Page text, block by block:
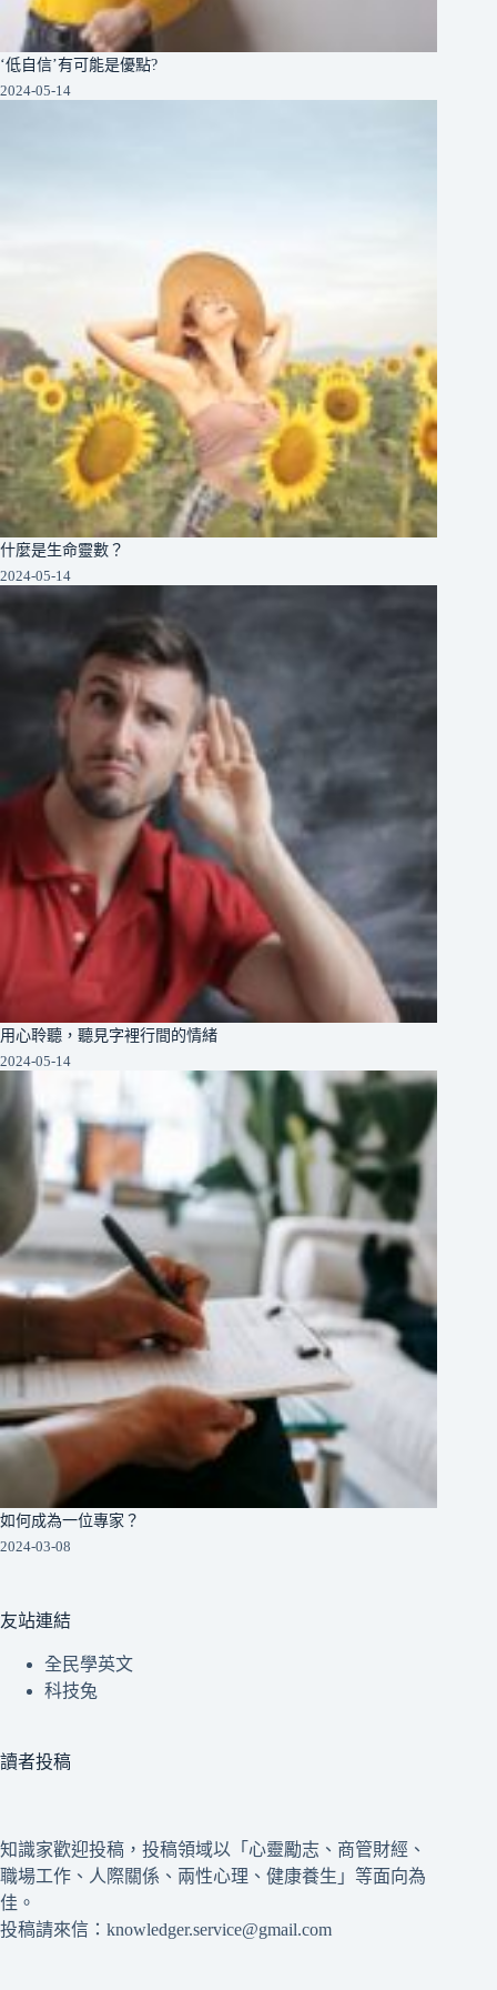
‘低自信’有可能是優點?
2024-05-14
什麼是生命靈數？
2024-05-14
用心聆聽，聽見字裡行間的情緒
2024-05-14
如何成為一位專家？
2024-03-08
友站連結
全民學英文
科技兔
讀者投稿
知識家歡迎投稿，投稿領域以「心靈勵志、商管財經、
職場工作、人際關係、兩性心理、健康養生」等面向為
佳。
投稿請來信：knowledger.service@gmail.com